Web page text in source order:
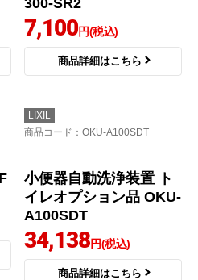
商品詳細はこちら
商品コード：TC300-SR2
トイレオプション品 TC
300-SR2
7,100円(税込)
商品詳細はこちら
LIXIL
商品コード：OKU-A100SDT